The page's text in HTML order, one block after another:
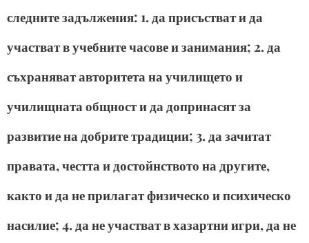
следните задължения: 1. да присъстват и да
участват в учебните часове и занимания; 2. да
съхраняват авторитета на училището и
училищната общност и да допринасят за
развитие на добрите традиции; 3. да зачитат
правата, честта и достойнството на другите,
както и да не прилагат физическо и психическо
насилие; 4. да не участват в хазартни игри, да не